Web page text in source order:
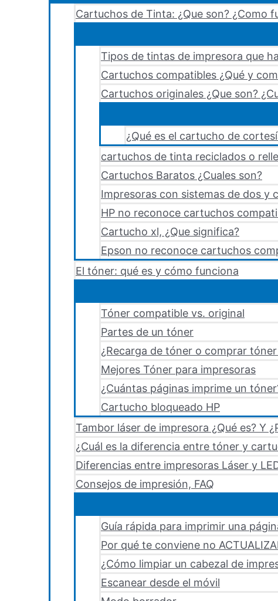
Cartuchos de Tinta: ¿Que son? ¿Como
Tipos de tintas de impresora que
Cartuchos compatibles ¿Qué y
Cartuchos originales ¿Que son?
¿Qué es el cartucho de
cartuchos de tinta reciclados o
Cartuchos Baratos ¿Cuales son?
Impresoras con sistemas de dos y
HP no reconoce cartuchos
Cartucho xl, ¿Que significa?
Epson no reconoce cartuchos
El tóner: qué es y cómo funciona
Tóner compatible vs. original
Partes de un tóner
¿Recarga de tóner o comprar
Mejores Tóner para impresoras
¿Cuántas páginas imprime un
Cartucho bloqueado HP
Tambor láser de impresora ¿Qué es? Y
¿Cuál es la diferencia entre tóner y
Diferencias entre impresoras Láser y
Consejos de impresión, FAQ
Guía rápida para imprimir una
Por qué te conviene no
¿Cómo limpiar un cabezal de
Escanear desde el móvil